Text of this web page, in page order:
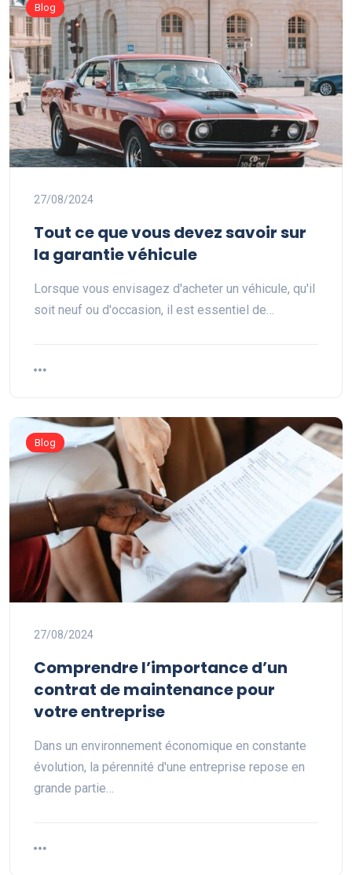
Blog
27/08/2024
Tout ce que vous devez savoir sur
la garantie véhicule
Lorsque vous envisagez d'acheter un véhicule, qu'il
soit neuf ou d'occasion, il est essentiel de…
Blog
27/08/2024
Comprendre l’importance d’un
contrat de maintenance pour
votre entreprise
Dans un environnement économique en constante
évolution, la pérennité d'une entreprise repose en
grande partie…